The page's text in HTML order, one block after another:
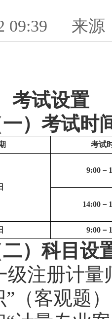
09:39 来源
试设置
考试时
考试
9:00－
14:00－
9:00－
科目设置
级注册计量
（客观题